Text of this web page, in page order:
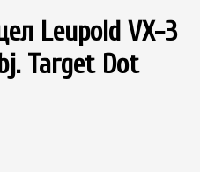
Leupold VX-3
Target Dot